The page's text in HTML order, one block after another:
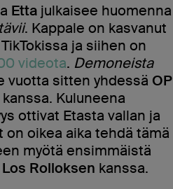
Etta julkaisee huomenna
. Kappale on kasvanut
ja siihen on
videota. Demoneista
vuotta sitten yhdessä OP
kanssa. Kuluneena
ottivat Etasta vallan ja
oikea aika tehdä tämä
myötä ensimmäistä
Los Rolloksen kanssa.